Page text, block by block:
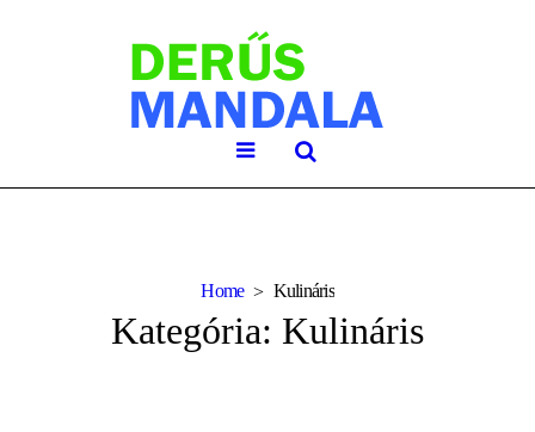
Home Kulináris
Kategória: Kulináris